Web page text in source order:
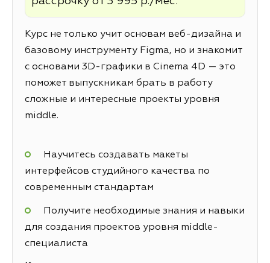
Курс не только учит основам веб-дизайна и
базовому инструменту Figma, но и знакомит
с основами 3D-графики в Cinema 4D — это
поможет выпускникам брать в работу
сложные и интересные проекты уровня
middle.
Научитесь создавать макеты
интерфейсов студийного качества по
современным стандартам
Получите необходимые знания и навыки
для создания проектов уровня middle-
специалиста